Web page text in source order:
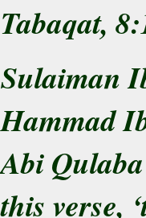
Tabaqat,
Sulaiman
Hammad
Abi
this verse,